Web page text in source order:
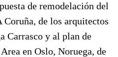
de remodelación del
de los arquitectos
Carrasco y al plan de
en Oslo, Noruega, de